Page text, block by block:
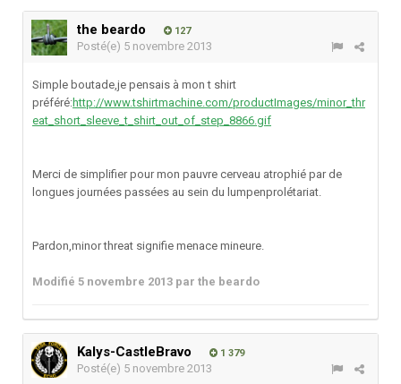
the beardo 127
Posté(e) 5 novembre 2013
Simple boutade,je pensais à mon t shirt
préféré:http://www.tshirtmachine.com/productImages/minor_thr
eat_short_sleeve_t_shirt_out_of_step_8866.gif
Merci de simplifier pour mon pauvre cerveau atrophié par de
longues journées passées au sein du lumpenprolétariat.
Pardon,minor threat signifie menace mineure.
Modifié 5 novembre 2013 par the beardo
Kalys-CastleBravo 1 379
Posté(e) 5 novembre 2013